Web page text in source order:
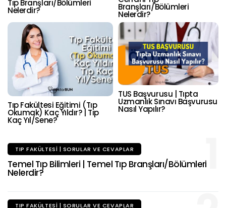
Tıp Branşları/Bölümleri
Nelerdir? Branşları/Bölümleri
Nelerdir?
Tıp Fakültesi Eğitimi (Tıp
Okumak) Kaç Yıldır? | Tıp
Kaç Yıl/Sene?
TUS Başvurusu | Tıpta
Uzmanlık Sınavı Başvurusu
Nasıl Yapılır?
1
TIP FAKÜLTESI | SORULAR VE CEVAPLAR
Temel Tıp Bilimleri | Temel Tıp Branşları/Bölümleri
Nelerdir?
TIP FAKÜLTESI | SORULAR VE CEVAPLAR